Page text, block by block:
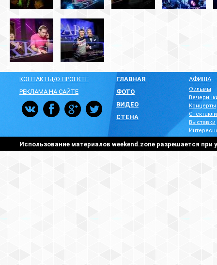
КОНТАКТЫ/О ПРОЕКТЕ
РЕКЛАМА НА САЙТЕ
ГЛАВНАЯ
ФОТО
ВИДЕО
СТЕНА
АФИША
Фильмы
Концерты
Спектакли
Выставки
Использование материалов weekend.zone разрешается